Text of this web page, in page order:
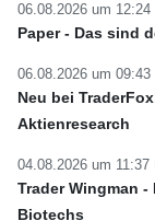
06.08.2026 um 12:24
Paper - Das sind
06.08.2026 um 09:43
Neu bei
Aktienresearch
04.08.2026 um 11:37
Trader Wingman
Biotechs